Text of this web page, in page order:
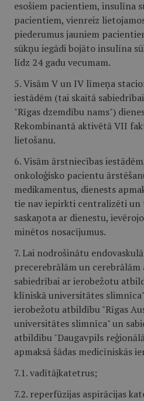
esošiem pacientiem, insulīna
pacientiem, vienreiz
piederumus jauniem
sūkņu iegādi bojāto insulīna
līdz 24 gadu vecumam.
5. Visām V un IV līmeņa
iestādēm (tai skaitā
"Rīgas dzemdību nams")
Rekombinantā aktivētā VII
lietošanu.
6. Visām ārstniecības
onkoloģisko pacientu
medikamentus, dienests
tie nav iepirkti centralizēti un
saskaņota ar dienestu,
minētos nosacījumus.
7. Lai nodrošinātu
precerebrālām un
sabiedrībai ar ierobežotu
klīniskā universitātes
ierobežotu atbildību "Rīgas
universitātes slimnīca" un
atbildību "Daugavpils
apmaksā šādas medicīniskās
7.1. vadītājkatetrus;
7.2. reperfūzijas aspirācijas